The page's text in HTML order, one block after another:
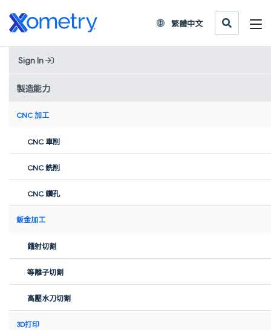
繁體中文
Sign In
製造能力
CNC 加工
CNC 車削
CNC 銑削
CNC 鑽孔
鈑金加工
鐳射切割
等離子切割
高壓水刀切割
3D打印
一站式按需製造服務
3D圖紙、獲取即時報價、下單購買三步驟即可獲得所需零件。我們
數十種製造工藝，可提供您所需的生產能力，助您進行原型設計和
製造零件